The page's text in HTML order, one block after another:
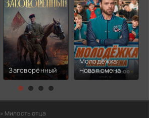
Заговорённый
Молодёжка:
Новая смена
» Милость отца